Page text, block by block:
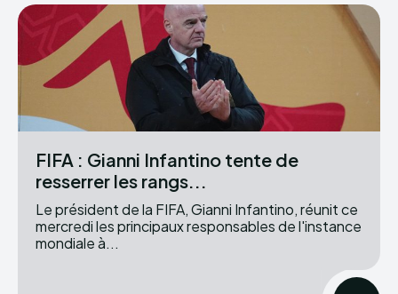
FIFA : Gianni Infantino tente de
resserrer les rangs...
Le président de la FIFA, Gianni Infantino, réunit ce
mercredi les principaux responsables de l'instance
mondiale à...